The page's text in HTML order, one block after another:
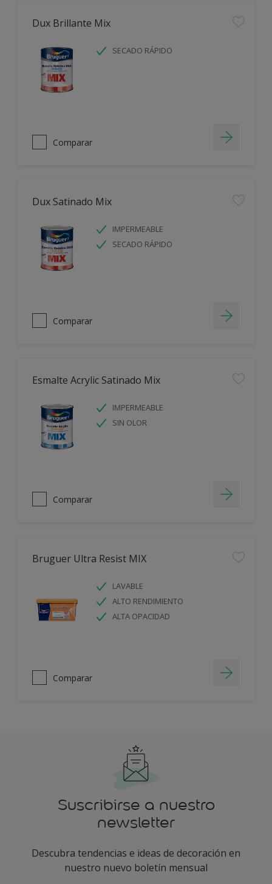
Dux Brillante Mix
SECADO RÁPIDO
Comparar
Dux Satinado Mix
IMPERMEABLE
SECADO RÁPIDO
Comparar
Esmalte Acrylic Satinado Mix
IMPERMEABLE
SIN OLOR
Comparar
Bruguer Ultra Resist MIX
LAVABLE
ALTO RENDIMIENTO
ALTA OPACIDAD
Comparar
Suscribirse a nuestro
newsletter
Descubra tendencias e ideas de decoración en
nuestro nuevo boletín mensual